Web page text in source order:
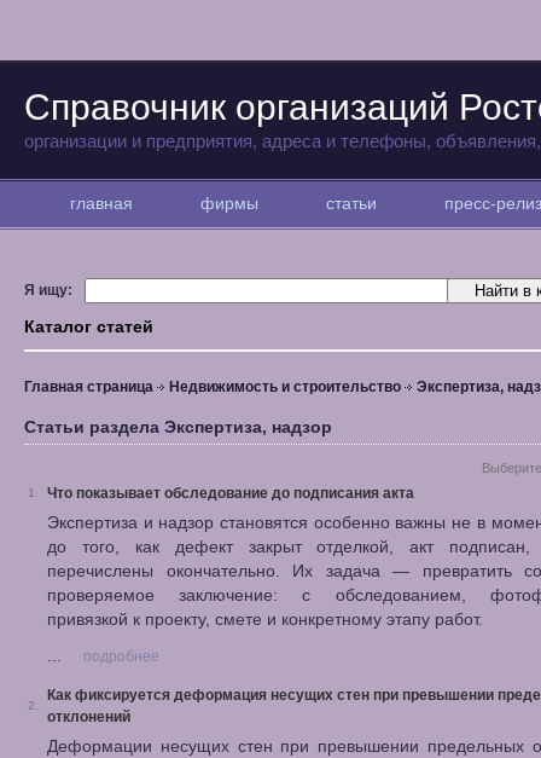
Справочник организаций
организации и предприятия, адреса и телефоны,
главная фирмы статьи пресс-
Я ищу:
Каталог статей
Главная страница Недвижимость и строительство Экспертиза,
Статьи раздела Экспертиза, надзор
1. Что показывает обследование до подписания акта
Экспертиза и надзор становятся особенно важны не в
до того, как дефект закрыт отделкой, акт
перечислены окончательно. Их задача — превратить
проверяемое заключение: с обследованием,
привязкой к проекту, смете и конкретному этапу работ.
...
подробнее
2.
Как фиксируется деформация несущих стен при превышении
отклонений
Деформации несущих стен при превышении предельных